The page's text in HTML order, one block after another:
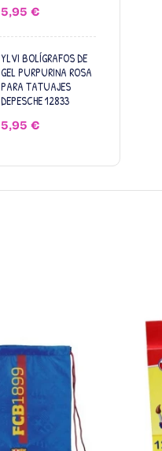
5,95 €
YLVI BOLÍGRAFOS DE
GEL PURPURINA ROSA
PARA TATUAJES
DEPESCHE 12833
5,95 €